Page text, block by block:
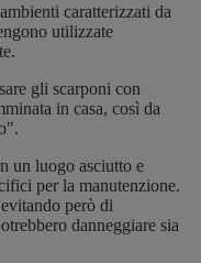
caratterizzati da
utilizzate
gli scarponi con
in casa, così da
un luogo asciutto e
per la manutenzione.
però di
danneggiare sia